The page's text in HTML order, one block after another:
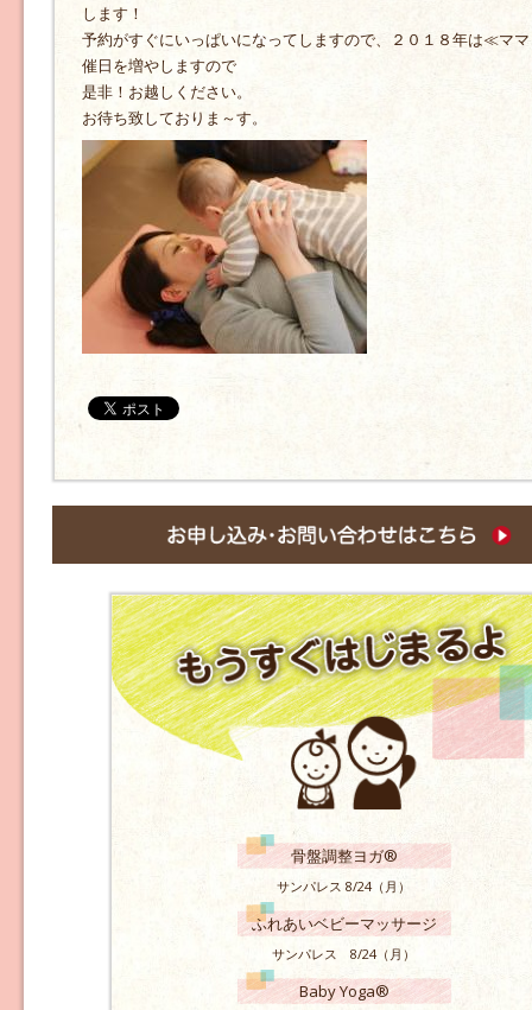
します！
予約がすぐにいっぱいになってしますので、２０１８年は≪マ
催日を増やしますので
是非！お越しください。
お待ち致しておりま～す。
骨盤調整ヨガ®
サンパレス 8/24（月）
ふれあいベビーマッサージ
サンパレス 8/24（月）
Baby Yoga®